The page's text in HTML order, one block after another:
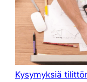
Kysymyksiä